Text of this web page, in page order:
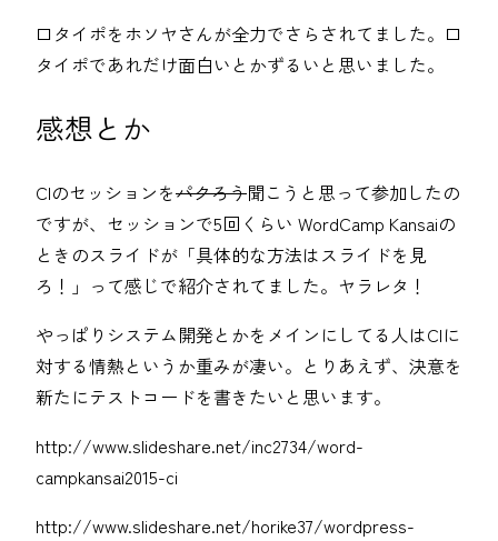
口タイポをホソヤさんが全力でさらされてました。口
タイポであれだけ面白いとかずるいと思いました。
感想とか
CIのセッションをパクろう聞こうと思って参加したの
ですが、セッションで5回くらい WordCamp Kansaiの
ときのスライドが「具体的な方法はスライドを見
ろ！」って感じで紹介されてました。ヤラレタ！
やっぱりシステム開発とかをメインにしてる人はCIに
対する情熱というか重みが凄い。とりあえず、決意を
新たにテストコードを書きたいと思います。
http://www.slideshare.net/inc2734/word-
campkansai2015-ci
http://www.slideshare.net/horike37/wordpress-